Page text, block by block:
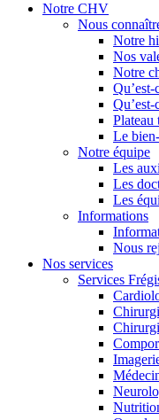
Notre CHV
Nous
Notre
Nos
Notre
Plateau
Le
Notre équipe
Les
Les
Les
Informations
Nous
Nos services
Services